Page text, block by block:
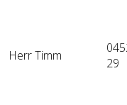
Herr Timm
29